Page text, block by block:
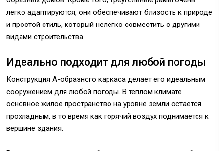
легко адаптируются, они обеспечивают близость к природе
и простой стиль, который нелегко совместить с другими
видами строительства.
Идеально подходит для любой погоды
Конструкция А-образного каркаса делает его идеальным
сооружением для любой погоды. В теплом климате
основное жилое пространство на уровне земли остается
прохладным, в то время как горячий воздух поднимается к
вершине здания.